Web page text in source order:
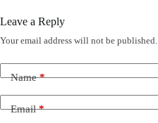
Leave a Reply
Your email address will not be published.
Name*
Email*